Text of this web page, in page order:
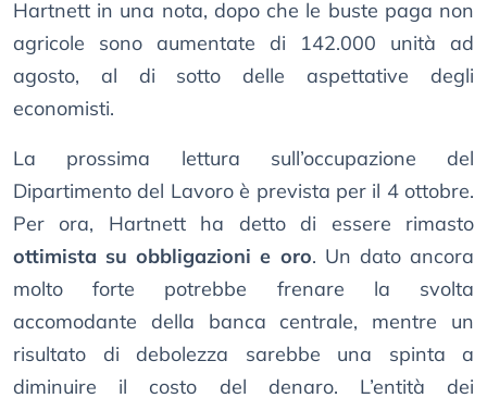
Hartnett in una nota, dopo che le buste paga non
agricole sono aumentate di 142.000 unità ad
agosto, al di sotto delle aspettative degli
economisti.
La prossima lettura sull’occupazione del
Dipartimento del Lavoro è prevista per il 4 ottobre.
Per ora, Hartnett ha detto di essere rimasto
ottimista su obbligazioni e oro. Un dato ancora
molto forte potrebbe frenare la svolta
accomodante della banca centrale, mentre un
risultato di debolezza sarebbe una spinta a
diminuire il costo del denaro. L’entità dei